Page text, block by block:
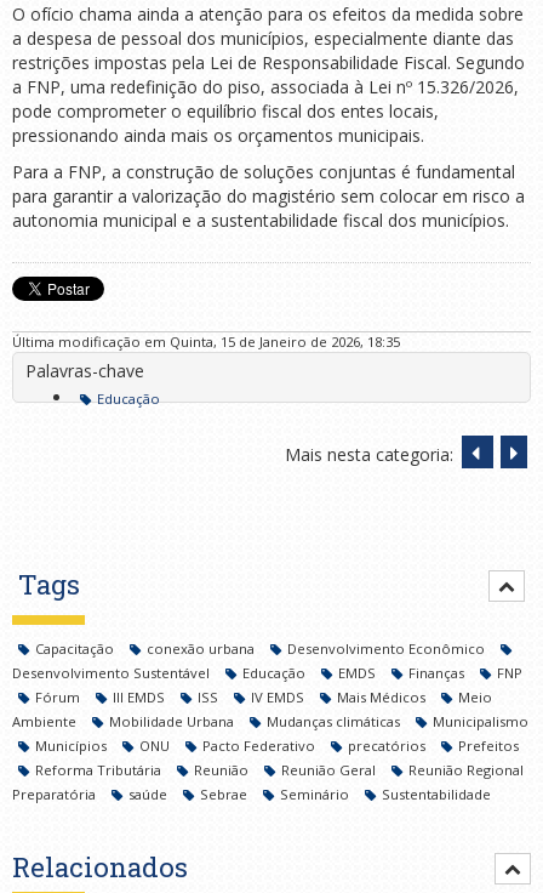
O ofício chama ainda a atenção para os efeitos da medida sobre
a despesa de pessoal dos municípios, especialmente diante das
restrições impostas pela Lei de Responsabilidade Fiscal. Segundo
a FNP, uma redefinição do piso, associada à Lei nº 15.326/2026,
pode comprometer o equilíbrio fiscal dos entes locais,
pressionando ainda mais os orçamentos municipais.
Para a FNP, a construção de soluções conjuntas é fundamental
para garantir a valorização do magistério sem colocar em risco a
autonomia municipal e a sustentabilidade fiscal dos municípios.
Última modificação em Quinta, 15 de Janeiro de 2026, 18:35
Palavras-chave
Educação
Mais nesta categoria:
Tags
Capacitação conexão urbana
Desenvolvimento Econômico
Desenvolvimento Sustentável
Educação EMDS Finanças
FNP
Fórum
III EMDS ISS IV EMDS Mais Médicos
Meio
Ambiente
Mobilidade Urbana Mudanças climáticas
Municipalismo
Municípios
ONU Pacto Federativo precatórios
Prefeitos
Reforma Tributária
Reunião Reunião Geral
Reunião Regional
Preparatória
saúde Sebrae Seminário Sustentabilidade
Relacionados